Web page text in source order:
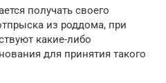
получать своего
из роддома, при
какие-либо
для принятия такого